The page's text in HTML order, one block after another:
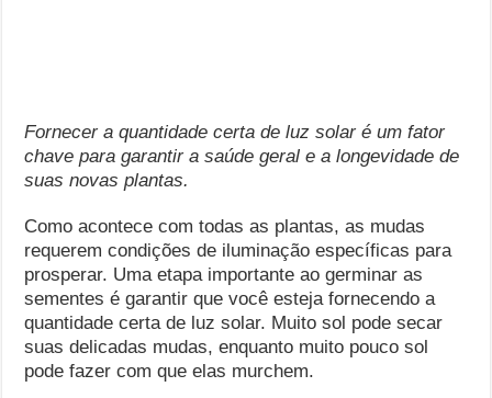
Fornecer a quantidade certa de luz solar é um fator
chave para garantir a saúde geral e a longevidade de
suas novas plantas.
Como acontece com todas as plantas, as mudas
requerem condições de iluminação específicas para
prosperar. Uma etapa importante ao germinar as
sementes é garantir que você esteja fornecendo a
quantidade certa de luz solar. Muito sol pode secar
suas delicadas mudas, enquanto muito pouco sol
pode fazer com que elas murchem.